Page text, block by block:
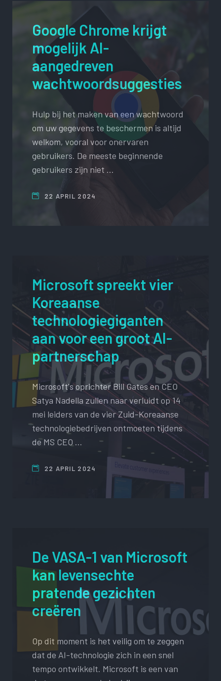
Google Chrome krijgt
mogelijk AI-
aangedreven
wachtwoordsuggesties
Hulp bij het maken van een wachtwoord
om uw gegevens te beschermen is altijd
welkom, vooral voor onervaren
gebruikers. De meeste beginnende
gebruikers zijn niet …
22 APRIL 2024
Microsoft spreekt vier
Koreaanse
technologiegiganten
aan voor een groot AI-
partnerschap
Microsoft's oprichter Bill Gates en CEO
Satya Nadella zullen naar verluidt op 14
mei leiders van de vier Zuid-Koreaanse
technologiebedrijven ontmoeten tijdens
de MS CEO …
22 APRIL 2024
De VASA-1 van Microsoft
kan levensechte
pratende gezichten
creëren
Op dit moment is het veilig om te zeggen
dat de AI-technologie zich in een snel
tempo ontwikkelt. Microsoft is een van